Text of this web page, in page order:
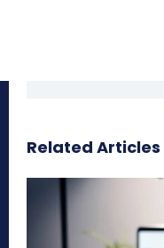
Related Articles